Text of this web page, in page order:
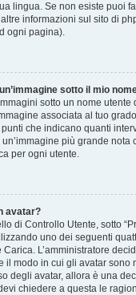
lingua. Se non esiste puoi
informazioni sul sito di
ogni pagina).
sotto il mio
sotto un nome utente
associata al tuo
che indicano quanti
più grande nota
per ogni utente.
avatar?
di Controllo Utente, sotto
uno dei seguenti
L’amministratore
il modo in cui gli avatar sono
degli avatar, allora è una
chiedere a questa le